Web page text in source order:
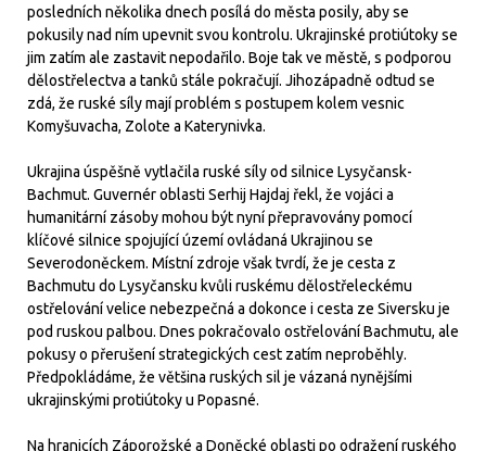
posledních několika dnech posílá do města posily, aby se
pokusily nad ním upevnit svou kontrolu. Ukrajinské protiútoky se
jim zatím ale zastavit nepodařilo. Boje tak ve městě, s podporou
dělostřelectva a tanků stále pokračují. Jihozápadně odtud se
zdá, že ruské síly mají problém s postupem kolem vesnic
Komyšuvacha, Zolote a Katerynivka.
Ukrajina úspěšně vytlačila ruské síly od silnice Lysyčansk-
Bachmut. Guvernér oblasti Serhij Hajdaj řekl, že vojáci a
humanitární zásoby mohou být nyní přepravovány pomocí
klíčové silnice spojující území ovládaná Ukrajinou se
Severodoněckem. Místní zdroje však tvrdí, že je cesta z
Bachmutu do Lysyčansku kvůli ruskému dělostřeleckému
ostřelování velice nebezpečná a dokonce i cesta ze Siversku je
pod ruskou palbou. Dnes pokračovalo ostřelování Bachmutu, ale
pokusy o přerušení strategických cest zatím neproběhly.
Předpokládáme, že většina ruských sil je vázaná nynějšími
ukrajinskými protiútoky u Popasné.
Na hranicích Záporožské a Doněcké oblasti po odražení ruského